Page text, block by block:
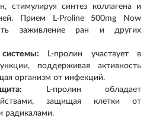
стимулируя синтез коллагена и
Прием L-Proline 500mg Now
заживление ран и других
L-пролин участвует в
поддерживая активность
организм от инфекций.
L-пролин обладает
защищая клетки от
радикалами.